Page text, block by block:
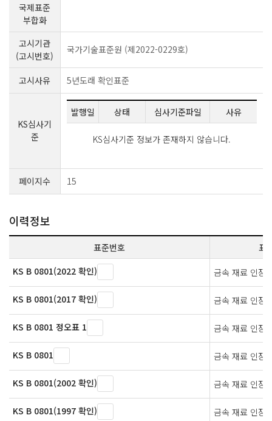
국제표준
부합화
고시기관
(고시번호)
국가기술표준원 (제2022-0229호)
고시사유 5년도래 확인표준
KS심사기
준
발행일 상태 심사기준파일 사유
KS심사기준 정보가 존재하지 않습니다.
페이지수 15
이력정보
표준번호
표
KS B 0801(2022 확인)
금속 재료 인장
KS B 0801(2017 확인) 금속 재료 인장
KS B 0801 정오표 1 금속 재료 인장
KS B 0801 금속 재료 인장
KS B 0801(2002 확인) 금속 재료 인장
KS B 0801(1997 확인) 금속 재료 인장